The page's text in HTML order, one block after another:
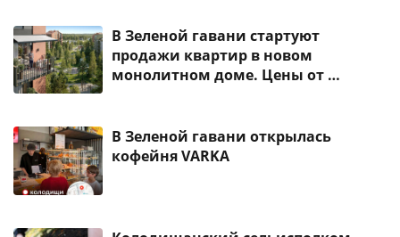
В Зеленой гавани стартуют
продажи квартир в новом
монолитном доме. Цены от …
В Зеленой гавани открылась
кофейня VARKA